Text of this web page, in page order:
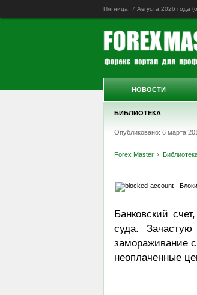
Пятница, 7 Августа 2026 года
БИБЛИОТЕКА
Опубликовано: 6 марта
Forex Master
Банковский
суда.
замораживание
неоплаченные
НОВОСТИ